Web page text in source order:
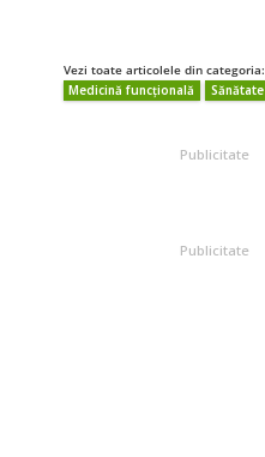
Vezi toate articolele din categoria:
Medicină funcțională
Sănătate
Publicitate
Publicitate